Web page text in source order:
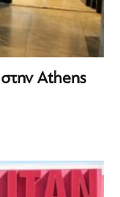
στην Athens